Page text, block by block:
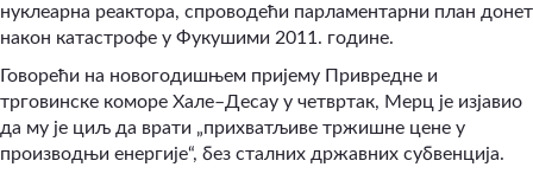
нуклеарна реактора, спроводећи парламентарни план донет
након катастрофе у Фукушими 2011. године.
Говорећи на новогодишњем пријему Привредне и
трговинске коморе Хале–Десау у четвртак, Мерц је изјавио
да му је циљ да врати „прихватљиве тржишне цене у
производњи енергије“, без сталних државних субвенција.